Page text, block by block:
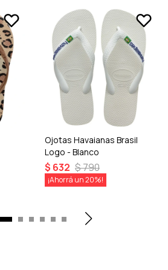
Ojotas Havaianas Brasil
Logo - Blanco
$ 632 $790
20